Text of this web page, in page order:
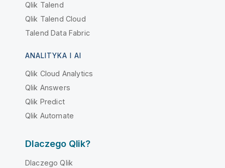
Qlik Talend
Qlik Talend Cloud
Talend Data Fabric
ANALITYKA I AI
Qlik Cloud Analytics
Qlik Answers
Qlik Predict
Qlik Automate
Dlaczego Qlik?
Dlaczego Qlik